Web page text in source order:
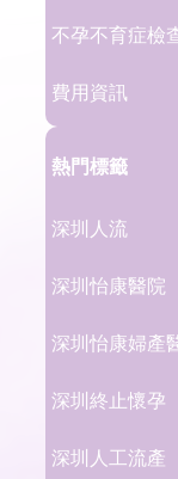
不孕不育症檢
費用資訊
熱門標籤
深圳人流
深圳怡康醫院
深圳怡康婦產
深圳終止懷孕
深圳人工流產